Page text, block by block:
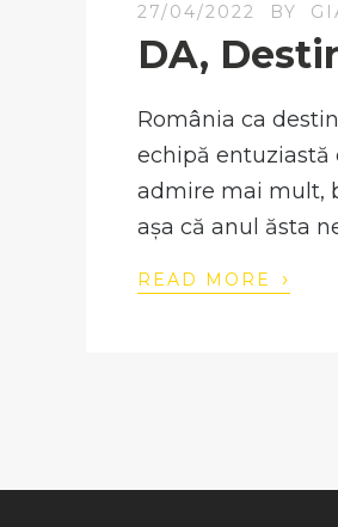
27/04/2022 BY
DA,
România ca
echipă entuziastă
admire mai mult,
așa că anul ăsta
READ MORE ›